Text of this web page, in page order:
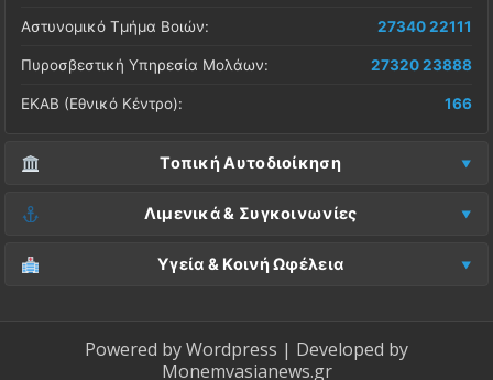
Αστυνομικό Τμήμα Βοιών: 27340 22111
Πυροσβεστική Υπηρεσία Μολάων: 27320 23888
ΕΚΑΒ (Εθνικό Κέντρο): 166
Τοπική Αυτοδιοίκηση
Δήμος Μονεμβασίας (Έδρα):
ΚΕΠ Βοιών: 27340 24087
Λιμενικά & Συγκοινωνίες
Λιμεναρχείο Μονεμβασίας:
ΚΤΕΛ Λακωνίας (Σταθμός Μονεμβασίας):
Υγεία & Κοινή Ωφέλεια
Κέντρο Υγείας Νεάπολης: 27340 22500
Powered byWordpress | Developed by
Monemvasianews.gr